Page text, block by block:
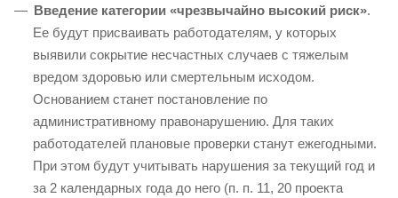
Введение категории «чрезвычайно высокий риск».
Ее будут присваивать работодателям, у которых
выявили сокрытие несчастных случаев с тяжелым
вредом здоровью или смертельным исходом.
Основанием станет постановление по
административному правонарушению. Для таких
работодателей плановые проверки станут ежегодными.
При этом будут учитывать нарушения за текущий год и
за 2 календарных года до него (п. п. 11, 20 проекта